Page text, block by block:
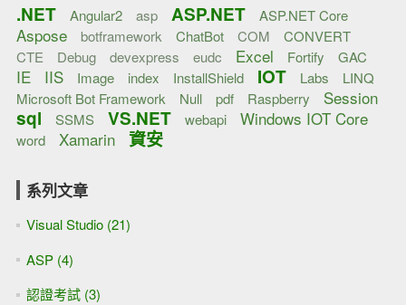
.NET Angular2 asp ASP.NET ASP.NET Core
Aspose botframework ChatBot COM
CONVERT
CTE
Debug devexpress eudc Excel Fortify GAC
IE IIS Image index InstallShield IOT Labs
LINQ
Microsoft Bot Framework
Null pdf Raspberry Session
sql SSMS VS.NET webapi Windows IOT Core
word Xamarin 資安
系列文章
Visual Studio (21)
ASP (4)
認證考試 (3)